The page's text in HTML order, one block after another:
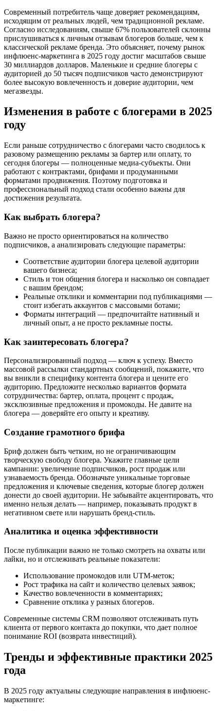
Современный потребитель чаще доверяет рекомендациям,
исходящим от реальных людей, чем традиционной рекламе.
Согласно исследованиям, свыше 67% пользователей склонны
прислушиваться к личным отзывам блогеров больше, чем к
классической рекламе бренда. Это объясняет, почему рынок
инфлюенс-маркетинга в 2025 году достиг масштабов свыше
30 миллиардов долларов. Маленькие и средние блогеры с
аудиторией до 50 тысяч подписчиков часто демонстрируют
более высокую вовлеченность и доверие аудитории, чем
мегазвезды.
Изменения в работе с блогерами в 2025
году
Если раньше сотрудничество с блогерами часто сводилось к
разовому размещению рекламы за бартер или оплату, то
сегодня блогеры — полноценные медиа-субъекты. Они
работают с контрактами, брифами и продуманными
форматами продвижения. Поэтому подготовка и
профессиональный подход стали особенно важны для
достижения результата.
Как выбрать блогера?
Важно не просто ориентироваться на количество
подписчиков, а анализировать следующие параметры:
Соответствие аудитории блогера целевой аудитории
вашего бизнеса;
Стиль и тон общения блогера и насколько он совпадает
с вашим брендом;
Реальные отклики и комментарии под публикациями —
стоит избегать аккаунтов с массовыми ботами;
Форматы интеграций — предпочитайте нативный и
личный опыт, а не просто рекламные посты.
Как заинтересовать блогера?
Персонализированный подход — ключ к успеху. Вместо
массовой рассылки стандартных сообщений, покажите, что
вы вникли в специфику контента блогера и цените его
аудиторию. Предложите несколько вариантов формата
сотрудничества: бартер, оплата, процент с продаж,
эксклюзивные предложения и промокоды. Не давите на
блогера — доверяйте его опыту и креативу.
Создание грамотного брифа
Бриф должен быть четким, но не ограничивающим
творческую свободу блогера. Укажите главные цели
кампании: увеличение подписчиков, рост продаж или
узнаваемость бренда. Обозначьте уникальные торговые
предложения и ключевые сведения, которые блогер должен
донести до своей аудитории. Не забывайте акцентировать, что
именно нельзя делать — например, показывать продукт в
негативном свете или нарушать бренд-стиль.
Аналитика и оценка эффективности
После публикации важно не только смотреть на охваты или
лайки, но и отслеживать реальные показатели:
Использование промокодов или UTM-меток;
Рост трафика на сайт и количество целевых заявок;
Качество вовлеченности в комментариях;
Сравнение отклика у разных блогеров.
Современные системы CRM позволяют отслеживать путь
клиента от первого контакта до покупки, что дает полное
понимание ROI (возврата инвестиций).
Тренды и эффективные практики 2025
года
В 2025 году актуальны следующие направления в инфлюенс-
маркетинге: